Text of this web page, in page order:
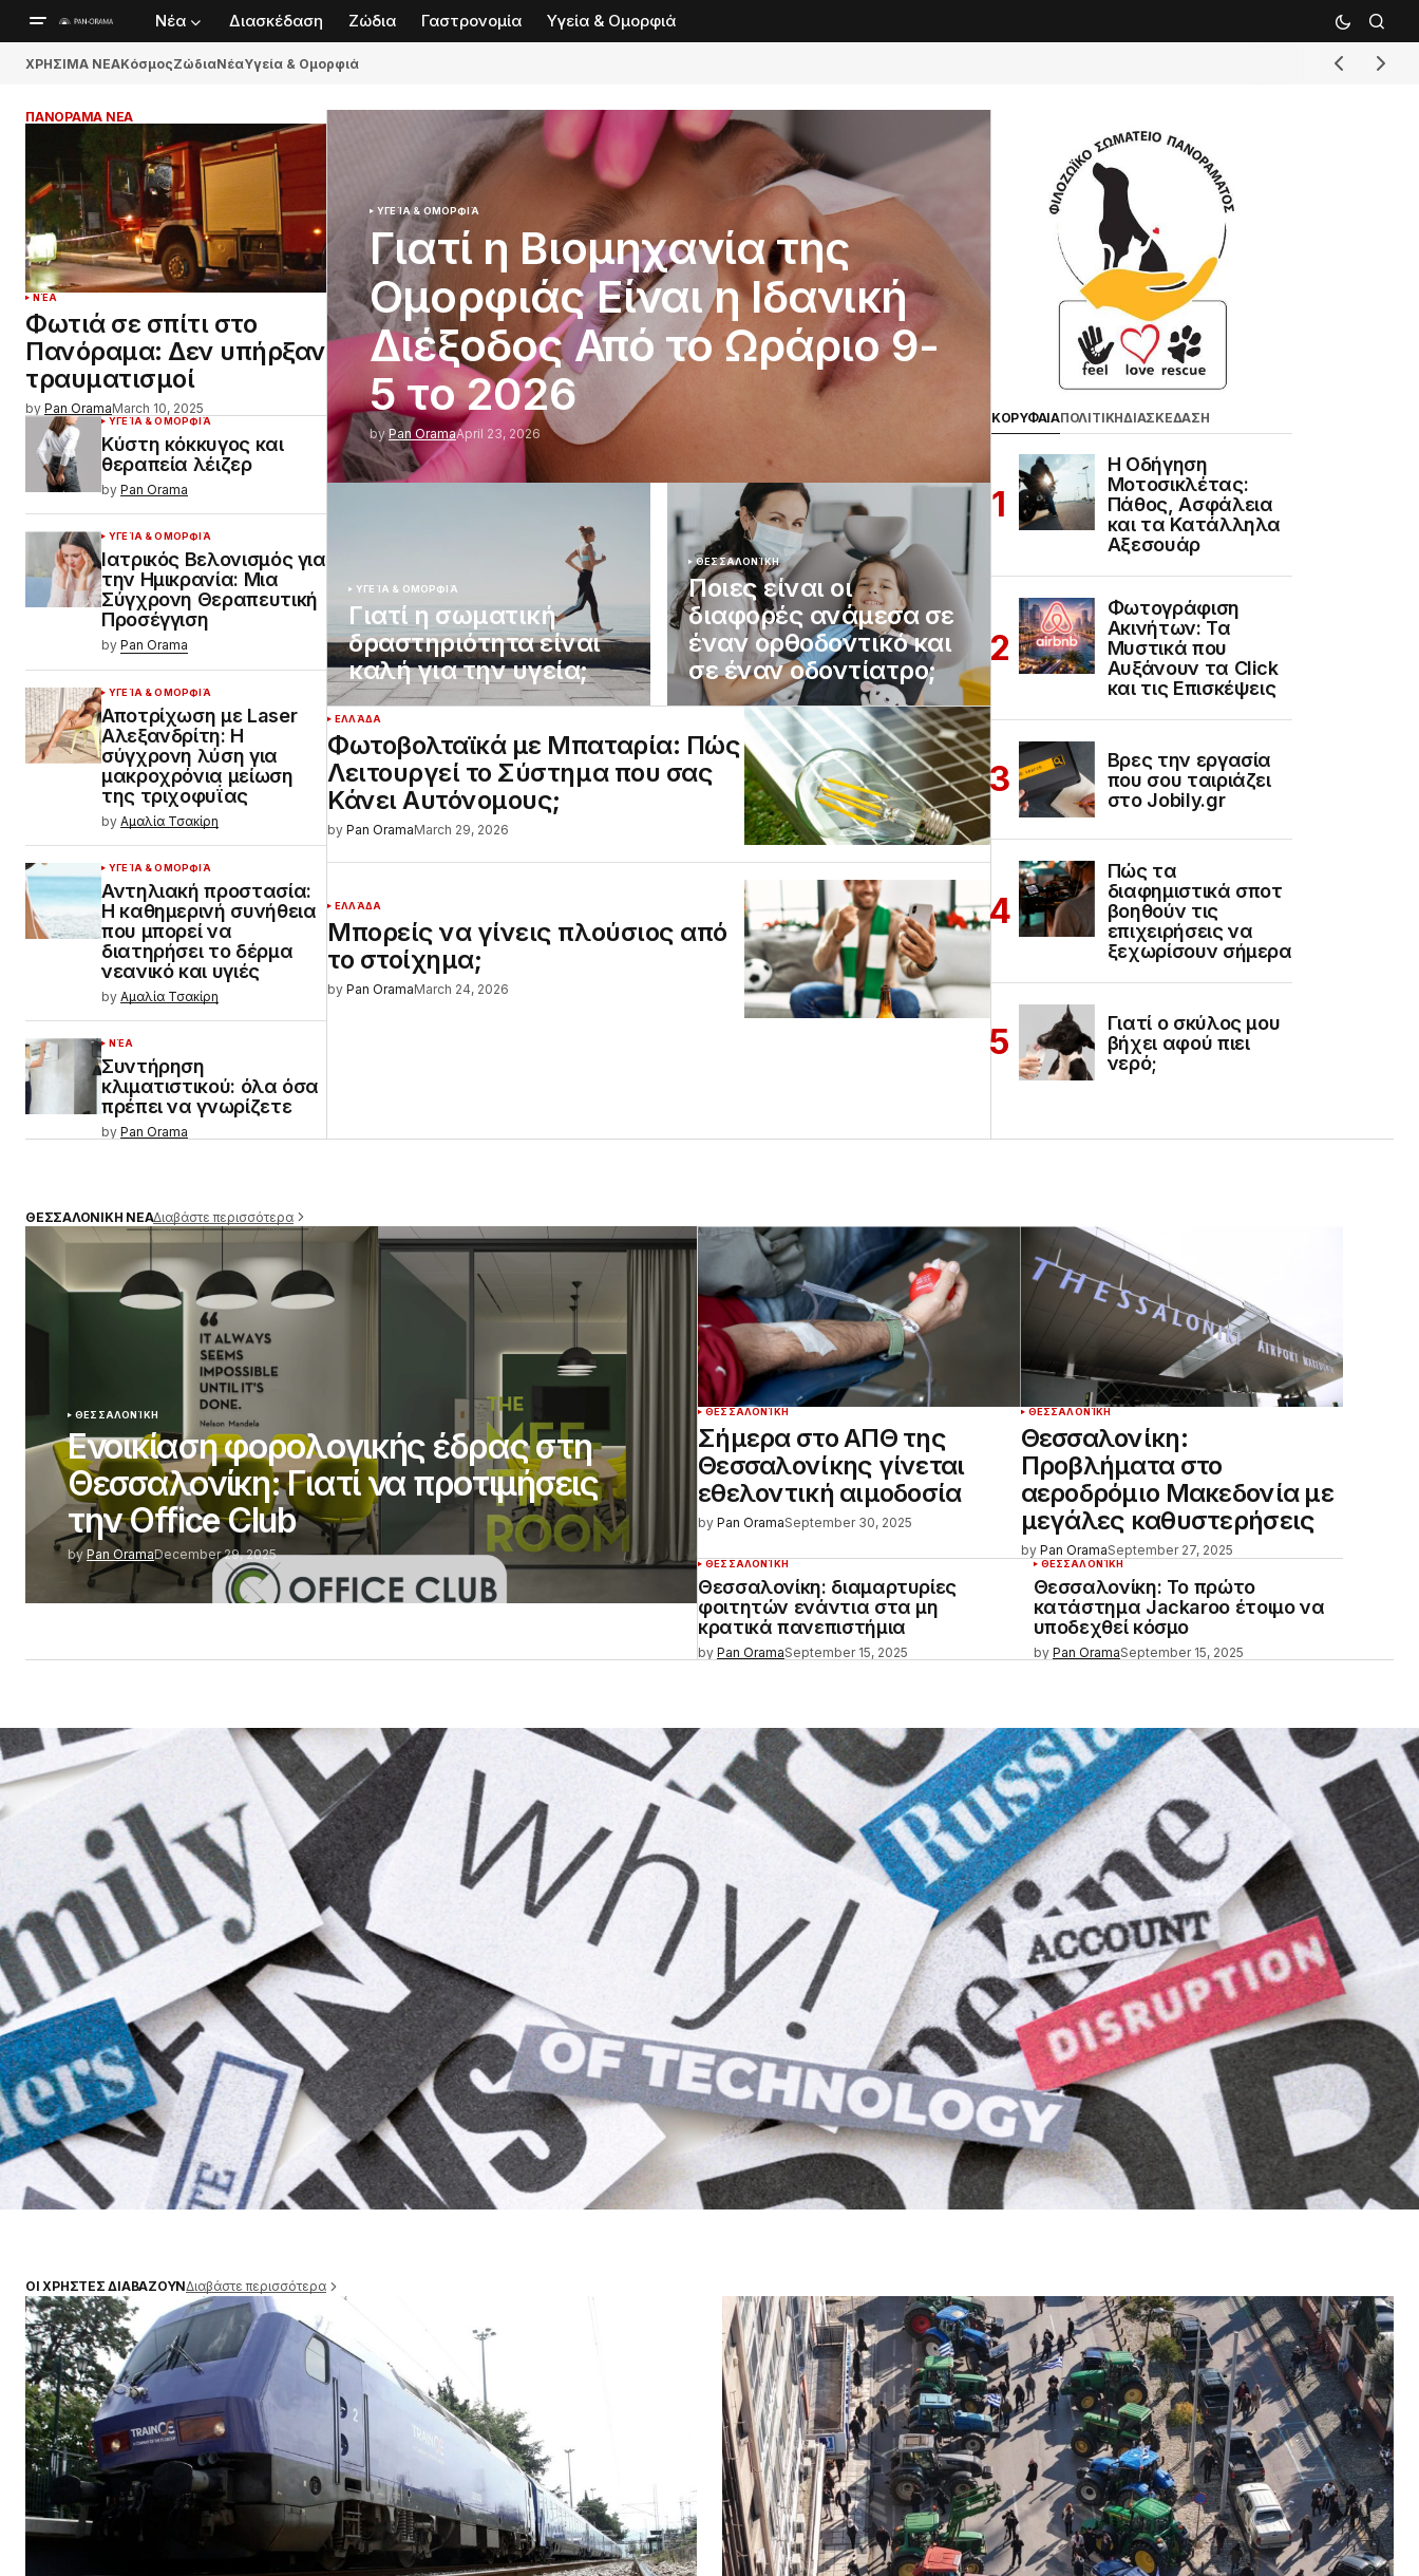
Νέα Διασκέδαση Ζώδια Γαστρονομία Υγεία & Ομορφιά
ΧΡΗΣΙΜΑ ΝΕΑΚόσμοςΖώδιαΝέαΥγεία & Ομορφιά
ΠΑΝΟΡΑΜΑ ΝΕΑ
ΝΈΑ
Φωτιά σε σπίτι στο
Πανόραμα: Δεν υπήρξαν
τραυματισμοί
by Pan OramaMarch 10, 2025
ΥΓΕΊΑ & ΟΜΟΡΦΙΆ
Κύστη κόκκυγος και
θεραπεία λέιζερ
by Pan Orama
ΥΓΕΊΑ & ΟΜΟΡΦΙΆ
Ιατρικός Βελονισμός για
την Ημικρανία: Μια
Σύγχρονη Θεραπευτική
Προσέγγιση
by Pan Orama
ΥΓΕΊΑ & ΟΜΟΡΦΙΆ
Αποτρίχωση με Laser
Αλεξανδρίτη: Η
σύγχρονη λύση για
μακροχρόνια μείωση
της τριχοφυΐας
by Αμαλία Τσακίρη
ΥΓΕΊΑ & ΟΜΟΡΦΙΆ
Αντηλιακή προστασία:
Η καθημερινή συνήθεια
που μπορεί να
διατηρήσει το δέρμα
νεανικό και υγιές
by Αμαλία Τσακίρη
ΝΈΑ
Συντήρηση
κλιματιστικού: όλα όσα
πρέπει να γνωρίζετε
by Pan Orama
ΥΓΕΊΑ & ΟΜΟΡΦΙΆ
Γιατί η Βιομηχανία της
Ομορφιάς Είναι η Ιδανική
Διέξοδος Από το Ωράριο 9-
5 το 2026
by Pan OramaApril 23, 2026
ΥΓΕΊΑ & ΟΜΟΡΦΙΆ
Γιατί η σωματική
δραστηριότητα είναι
καλή για την υγεία;
ΘΕΣΣΑΛΟΝΊΚΗ
Ποιες είναι οι
διαφορές ανάμεσα σε
έναν ορθοδοντικό και
σε έναν οδοντίατρο;
ΕΛΛΆΔΑ
Φωτοβολταϊκά με Μπαταρία: Πώς
Λειτουργεί το Σύστημα που σας
Κάνει Αυτόνομους;
by Pan OramaMarch 29, 2026
ΕΛΛΆΔΑ
Μπορείς να γίνεις πλούσιος από
το στοίχημα;
by Pan OramaMarch 24, 2026
ΚΟΡΥΦΑΙΑΠΟΛΙΤΙΚΗΔΙΑΣΚΕΔΑΣΗ
Η Οδήγηση
Μοτοσικλέτας:
Πάθος, Ασφάλεια
και τα Κατάλληλα
Αξεσουάρ
Φωτογράφιση
Ακινήτων: Τα
Μυστικά που
Αυξάνουν τα Click
και τις Επισκέψεις
Βρες την εργασία
που σου ταιριάζει
στο Jobily.gr
Πώς τα
διαφημιστικά σποτ
βοηθούν τις
επιχειρήσεις να
ξεχωρίσουν σήμερα
Γιατί ο σκύλος μου
βήχει αφού πιει
νερό;
ΘΕΣΣΑΛΟΝΙΚΗ ΝΕΑΔιαβάστε περισσότερα
ΘΕΣΣΑΛΟΝΊΚΗ
Ενοικίαση φορολογικής έδρας στη
Θεσσαλονίκη: Γιατί να προτιμήσεις
την Office Club
by Pan OramaDecember 29, 2025
ΘΕΣΣΑΛΟΝΊΚΗ
Σήμερα στο ΑΠΘ της
Θεσσαλονίκης γίνεται
εθελοντική αιμοδοσία
by Pan OramaSeptember 30, 2025
ΘΕΣΣΑΛΟΝΊΚΗ
Θεσσαλονίκη:
Προβλήματα στο
αεροδρόμιο Μακεδονία με
μεγάλες καθυστερήσεις
by Pan OramaSeptember 27, 2025
ΘΕΣΣΑΛΟΝΊΚΗ
Θεσσαλονίκη: διαμαρτυρίες
φοιτητών ενάντια στα μη
κρατικά πανεπιστήμια
by Pan OramaSeptember 15, 2025
ΘΕΣΣΑΛΟΝΊΚΗ
Θεσσαλονίκη: Το πρώτο
κατάστημα Jackaroo έτοιμο να
υποδεχθεί κόσμο
by Pan OramaSeptember 15, 2025
ΟΙ ΧΡΗΣΤΕΣ ΔΙΑΒΑΖΟΥΝΔιαβάστε περισσότερα